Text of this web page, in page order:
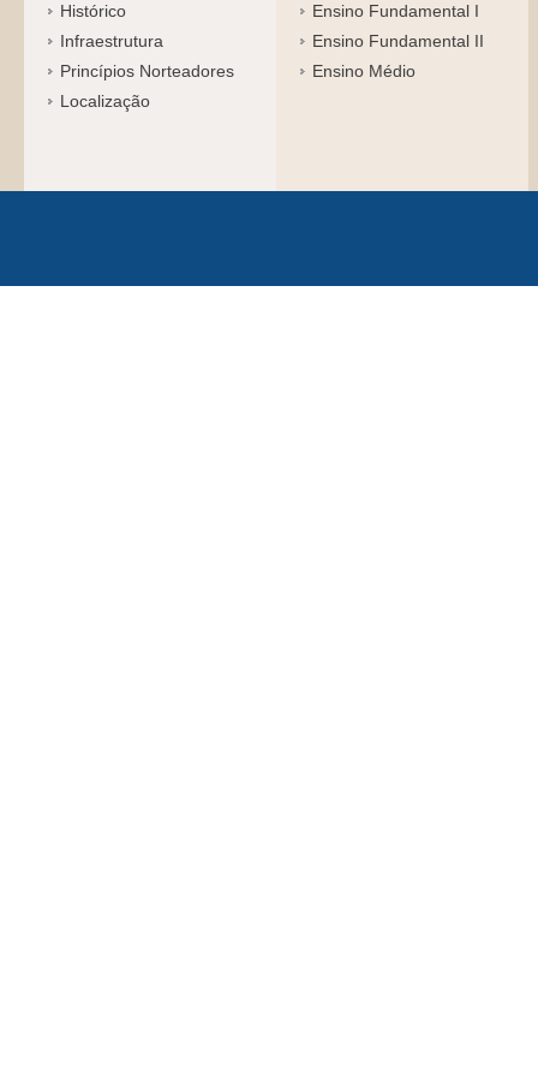
Histórico
Infraestrutura
Princípios Norteadores
Localização
Ensino Fundamental I
Ensino Fundamental II
Ensino Médio